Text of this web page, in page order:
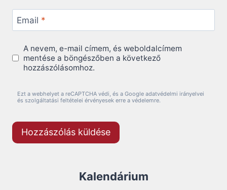
Email *
A nevem, e-mail címem, és weboldalcímem
mentése a böngészőben a következő
hozzászólásomhoz.
Ezt a webhelyet a reCAPTCHA védi, és a Google adatvédelmi irányelvei
és szolgáltatási feltételei érvényesek erre a védelemre.
Kalendárium